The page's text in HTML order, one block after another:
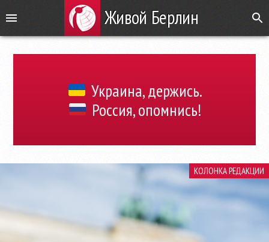
Живой Берлин
Украина, держись.
Россия, опомнись!
КОЛОНКА РЕДАКЦИИ